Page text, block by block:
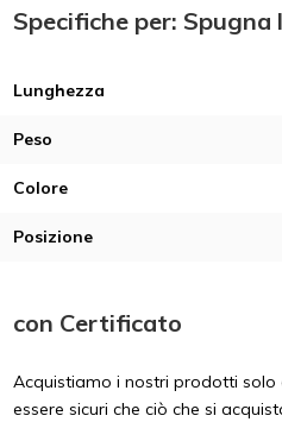
Specifiche per:
Lunghezza
Peso
Colore
Posizione
con Certificato
Acquistiamo i nostri prodotti
essere sicuri che ciò che si